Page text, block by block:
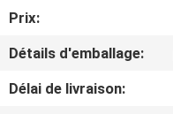
CONTRÔLE
DE
QUALITÉ
Prix:
Détails d'emballage:
Délai de livraison: